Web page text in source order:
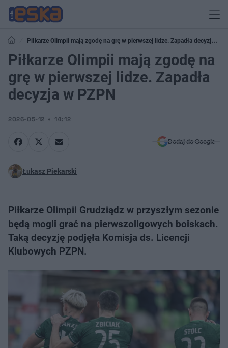
Piłkarze Olimpii mają zgodę na grę w pierwszej lidze. Zapadła decyzja w
PZPN
Piłkarze Olimpii mają zgodę na
grę w pierwszej lidze. Zapadła
decyzja w PZPN
2026-05-12 14:12
Dodaj do Google
Łukasz Piekarski
Piłkarze Olimpii Grudziądz w przyszłym sezonie
będą mogli grać na pierwszoligowych boiskach.
Taką decyzję podjęła Komisja ds. Licencji
Klubowych PZPN.